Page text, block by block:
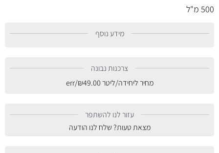
500 מ"ל
מידע נוסף
צרכנות נבונה
מחיר ליחידה/ליטר
₪49.00
/err
עזור לנו להשתפר
מצאת טעות? שלח לנו הודעה